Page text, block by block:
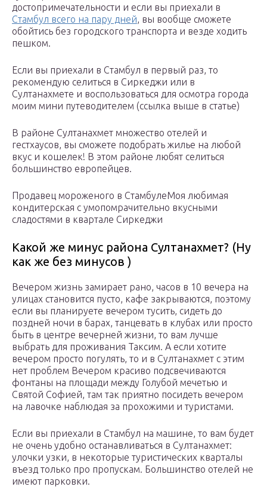
достопримечательности и если вы приехали в
Стамбул всего на пару дней, вы вообще сможете
обойтись без городского транспорта и везде ходить
пешком.
Если вы приехали в Стамбул в первый раз, то
рекомендую селиться в Сиркеджи или в
Султанахмете и воспользоваться для осмотра города
моим мини путеводителем (ссылка выше в статье)
В районе Султанахмет множество отелей и
гестхаусов, вы сможете подобрать жилье на любой
вкус и кошелек! В этом районе любят селиться
большинство европейцев.
Продавец мороженого в СтамбулеМоя любимая
кондитерская с умопомрачительно вкусными
сладостями в квартале Сиркеджи
Какой же минус района Султанахмет? (Ну
как же без минусов )
Вечером жизнь замирает рано, часов в 10 вечера на
улицах становится пусто, кафе закрываются, поэтому
если вы планируете вечером тусить, сидеть до
поздней ночи в барах, танцевать в клубах или просто
быть в центре вечерней жизни, то вам лучше
выбрать для проживания Таксим. А если хотите
вечером просто погулять, то и в Султанахмет с этим
нет проблем Вечером красиво подсвечиваются
фонтаны на площади между Голубой мечетью и
Святой Софией, там так приятно посидеть вечером
на лавочке наблюдая за прохожими и туристами.
Если вы приехали в Стамбул на машине, то вам будет
не очень удобно останавливаться в Султанахмет:
улочки узки, в некоторые туристических кварталы
въезд только про пропускам. Большинство отелей не
имеют парковки.